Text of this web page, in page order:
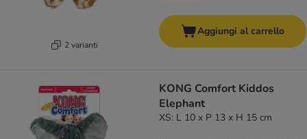
2 varianti
Aggiungi al carrello
KONG Comfort Kiddos
Elephant
XS: L 10 x P 13 x H 15 cm